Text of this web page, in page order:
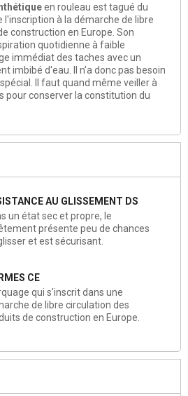
en rouleau est tagué du
l'inscription à la démarche de libre
construction en Europe. Son
quotidienne à faible
immédiat des taches avec un
imbibé d'eau. Il n'a donc pas besoin
Il faut quand même veiller à
pour conserver la constitution du
AU GLISSEMENT DS
un état sec et propre, le
présente peu de chances
et est sécurisant.
CE
qui s'inscrit dans une
de libre circulation des
de construction en Europe.